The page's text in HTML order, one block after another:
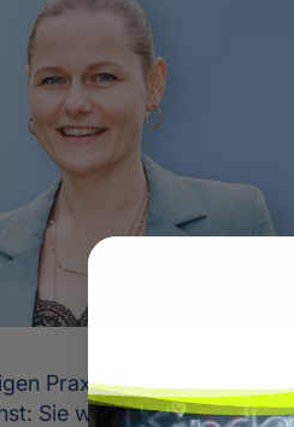
Praxis bringt sie genau
Sie weiß, wie man